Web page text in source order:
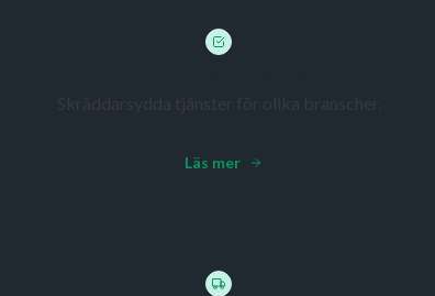
Skräddarsydda tjänster för olika branscher.
Läs mer